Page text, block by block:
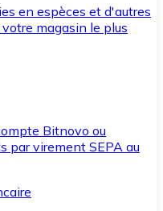
en espèces et d'autres
magasin le plus
Bitnovo ou
par virement SEPA au